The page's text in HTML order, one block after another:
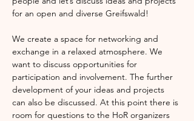
for an open and diverse Greifswald!
We create a space for networking and
exchange in a relaxed atmosphere. We
want to discuss opportunities for
participation and involvement. The further
development of your ideas and projects
can also be discussed. At this point there is
room for questions to the HoR organizers